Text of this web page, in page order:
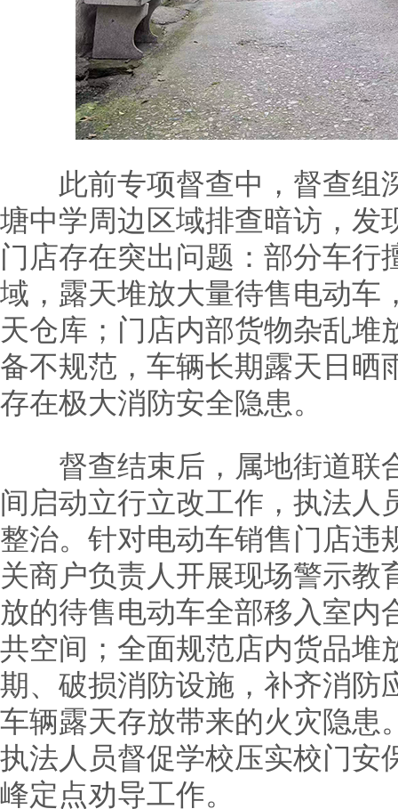
此前专项督查中，督查组
塘中学周边区域排查暗访，发
门店存在突出问题：部分车行
域，露天堆放大量待售电动车
天仓库；门店内部货物杂乱堆
备不规范，车辆长期露天日晒
存在极大消防安全隐患。
督查结束后，属地街道联
间启动立行立改工作，执法人
整治。针对电动车销售门店违
关商户负责人开展现场警示教
放的待售电动车全部移入室内
共空间；全面规范店内货品堆
期、破损消防设施，补齐消防
车辆露天存放带来的火灾隐患
执法人员督促学校压实校门安
峰定点劝导工作。